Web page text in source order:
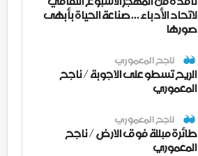
لاتحاد الأدباء ... صناعة الحياة بأبهى
صورها
ناجح المعموري
الريح تسطو على الاجوبة / ناجح
المعموري
ناجح المعموري
طائرة مبللة فوق الارض / ناجح
المعموري